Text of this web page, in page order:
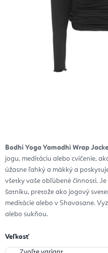
Bodhi Yoga Yamadhi Wrap
jogu, meditáciu alebo cvičenie,
úžasne ľahký a mäkký a
všetky vaše obľúbené činnosti.
šatníku, pretože ako jogový
meditácie alebo v Shavasane.
alebo sukňou.
Veľkosť